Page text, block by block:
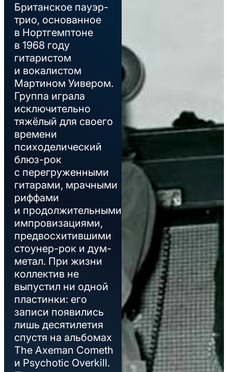
Британское пауэр-
трио, основанное
в Нортгемптоне
в 1968 году
гитаристом
и вокалистом
Мартином Уивером.
Группа играла
исключительно
тяжёлый для своего
времени
психоделический
блюз-рок
с перегруженными
гитарами, мрачными
риффами
и продолжительными
импровизациями,
предвосхитившими
стоунер-рок и дум-
метал. При жизни
коллектив не
выпустил ни одной
пластинки: его
записи появились
лишь десятилетия
спустя на альбомах
The Axeman Cometh
и Psychotic Overkill.